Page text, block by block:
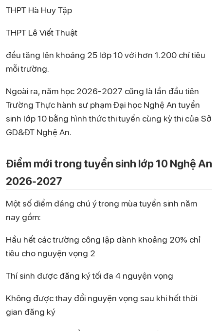
THPT Hà Huy Tập
THPT Lê Viết Thuật
đều tăng lên khoảng 25 lớp 10 với hơn 1.200 chỉ tiêu
mỗi trường.
Ngoài ra, năm học 2026-2027 cũng là lần đầu tiên
Trường Thực hành sư phạm Đại học Nghệ An tuyển
sinh lớp 10 bằng hình thức thi tuyển cùng kỳ thi của Sở
GD&ĐT Nghệ An.
Điểm mới trong tuyển sinh lớp 10 Nghệ An
2026-2027
Một số điểm đáng chú ý trong mùa tuyển sinh năm
nay gồm:
Hầu hết các trường công lập dành khoảng 20% chỉ
tiêu cho nguyện vọng 2
Thí sinh được đăng ký tối đa 4 nguyện vọng
Không được thay đổi nguyện vọng sau khi hết thời
gian đăng ký